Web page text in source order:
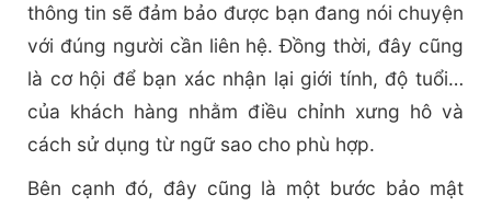
thông tin sẽ đảm bảo được bạn đang nói chuyện
với đúng người cần liên hệ. Đồng thời, đây cũng
là cơ hội để bạn xác nhận lại giới tính, độ tuổi…
của khách hàng nhằm điều chỉnh xưng hô và
cách sử dụng từ ngữ sao cho phù hợp.
Bên cạnh đó, đây cũng là một bước bảo mật